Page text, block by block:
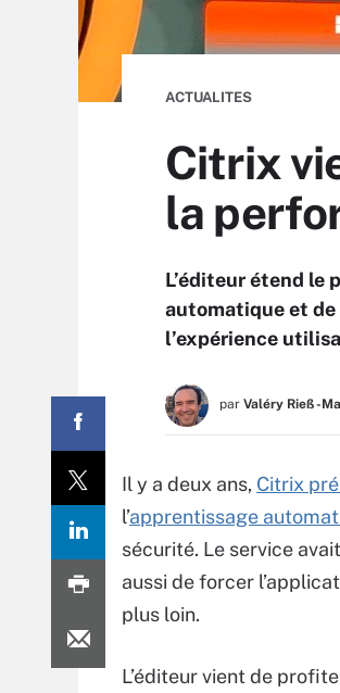
ACTUALITES
Citrix
la
L’éditeur étend le
automatique et
l’expérience
par Valéry Rieß-
Il y a deux ans, Citrix
l’apprentissage
sécurité. Le service
aussi de forcer
plus loin.
L’éditeur vient de